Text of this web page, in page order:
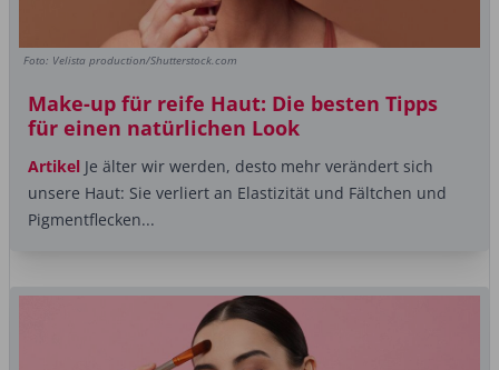
Foto: Velista production/Shutterstock.com
Make-up für reife Haut: Die besten Tipps
für einen natürlichen Look
Artikel Je älter wir werden, desto mehr verändert sich
unsere Haut: Sie verliert an Elastizität und Fältchen und
Pigmentflecken...